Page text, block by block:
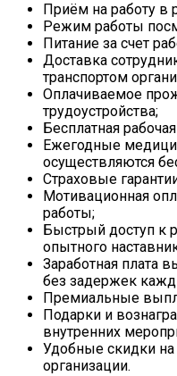
Приём на работу в
Режим работы
Питание за счет
Доставка
транспортом
Оплачиваемое
трудоустройства;
Бесплатная
Ежегодные
осуществляются
Страховые
Мотивационная
работы;
Быстрый доступ к
опытного
Заработная плата
без задержек
Премиальные
Подарки и
внутренних
Удобные скидки на
организации.